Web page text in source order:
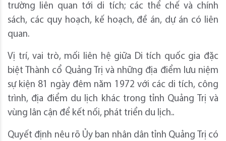
trường liên quan tới di tích; các thể chế và chính
sách, các quy hoạch, kế hoạch, đề án, dự án có liên
quan.
Vị trí, vai trò, mối liên hệ giữa Di tích quốc gia đặc
biệt Thành cổ Quảng Trị và những địa điểm lưu niệm
sự kiện 81 ngày đêm năm 1972 với các di tích, công
trình, địa điểm du lịch khác trong tỉnh Quảng Trị và
vùng lân cận để kết nối, phát triển du lịch..
Quyết định nêu rõ Ủy ban nhân dân tỉnh Quảng Trị có